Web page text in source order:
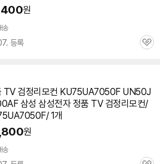
원
송
등록
관
TV 검정리모컨 KU75UA7050F UN50J
삼성 삼성전자 정품 TV 검정리모컨/
1개
원
송